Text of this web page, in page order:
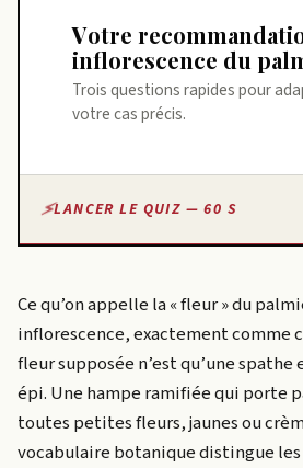
Votre recommandation sur
inflorescence du
Trois questions rapides pour
votre cas précis.
LANCER LE QUIZ — 60 S
Ce qu’on appelle la « fleur » du
inflorescence, exactement comme
fleur supposée n’est qu’une spathe
épi. Une hampe ramifiée qui porte
toutes petites fleurs, jaunes ou
vocabulaire botanique distingue